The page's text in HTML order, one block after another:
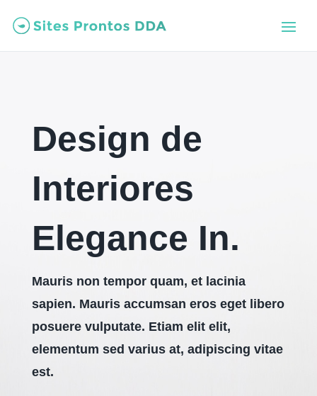
Design de
Interiores
Elegance In.
Mauris non tempor quam, et lacinia
sapien. Mauris accumsan eros eget libero
posuere vulputate. Etiam elit elit,
elementum sed varius at, adipiscing vitae
est.